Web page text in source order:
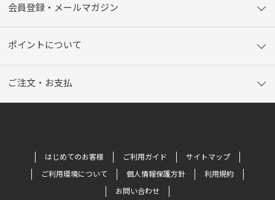
会員登録・メールマガジン
ポイントについて
ご注文・お支払
はじめてのお客様 ご利用ガイド
サイトマップ
ご利用環境について
個人情報保護方針
利用規約
お問い合わせ